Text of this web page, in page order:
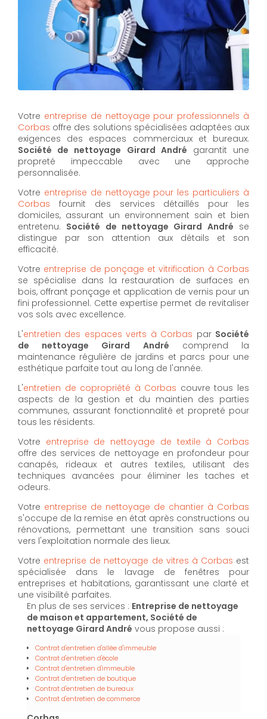
Votre entreprise de nettoyage pour professionnels à
Corbas offre des solutions spécialisées adaptées aux
exigences des espaces commerciaux et bureaux.
Société de nettoyage Girard André garantit une
propreté impeccable avec une approche
personnalisée.
Votre entreprise de nettoyage pour les particuliers à
Corbas fournit des services détaillés pour les
domiciles, assurant un environnement sain et bien
entretenu. Société de nettoyage Girard André se
distingue par son attention aux détails et son
efficacité.
Votre entreprise de ponçage et vitrification à Corbas
se spécialise dans la restauration de surfaces en
bois, offrant ponçage et application de vernis pour un
fini professionnel. Cette expertise permet de revitaliser
vos sols avec excellence.
L'entretien des espaces verts à Corbas par Société
de nettoyage Girard André comprend la
maintenance régulière de jardins et parcs pour une
esthétique parfaite tout au long de l'année.
L'entretien de copropriété à Corbas couvre tous les
aspects de la gestion et du maintien des parties
communes, assurant fonctionnalité et propreté pour
tous les résidents.
Votre entreprise de nettoyage de textile à Corbas
offre des services de nettoyage en profondeur pour
canapés, rideaux et autres textiles, utilisant des
techniques avancées pour éliminer les taches et
odeurs.
Votre entreprise de nettoyage de chantier à Corbas
s'occupe de la remise en état après constructions ou
rénovations, permettant une transition sans souci
vers l'exploitation normale des lieux.
Votre entreprise de nettoyage de vitres à Corbas est
spécialisée dans le lavage de fenêtres pour
entreprises et habitations, garantissant une clarté et
une visibilité parfaites.
En plus de ses services : Entreprise de nettoyage
de maison et appartement, Société de
nettoyage Girard André vous propose aussi :
Contrat d'entretien d'allée d'immeuble
Contrat d'entretien d'école
Contrat d'entretien d'immeuble
Contrat d'entretien de boutique
Contrat d'entretien de bureaux
Contrat d'entretien de commerce